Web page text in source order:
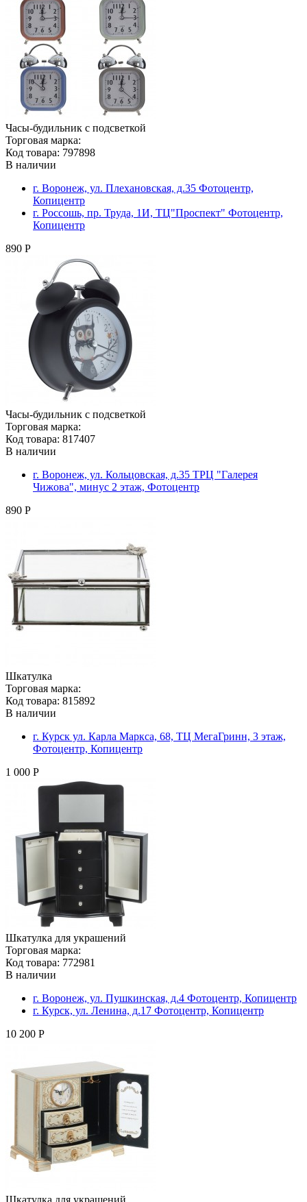
Часы-будильник с подсветкой
Торговая марка:
Код товара: 797898
В наличии
г. Воронеж, ул. Плехановская, д.35 Фотоцентр,
Копицентр
г. Россошь, пр. Труда, 1И, ТЦ"Проспект" Фотоцентр,
Копицентр
890 Р
Часы-будильник с подсветкой
Торговая марка:
Код товара: 817407
В наличии
г. Воронеж, ул. Кольцовская, д.35 ТРЦ "Галерея
Чижова", минус 2 этаж, Фотоцентр
890 Р
Шкатулка
Торговая марка:
Код товара: 815892
В наличии
г. Курск ул. Карла Маркса, 68, ТЦ МегаГринн, 3 этаж,
Фотоцентр, Копицентр
1 000 Р
Шкатулка для украшений
Торговая марка:
Код товара: 772981
В наличии
г. Воронеж, ул. Пушкинская, д.4 Фотоцентр, Копицентр
г. Курск, ул. Ленина, д.17 Фотоцентр, Копицентр
10 200 Р
Шкатулка для украшений